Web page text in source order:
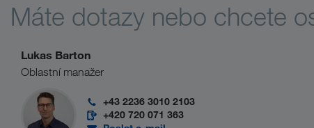
Máte dotazy nebo chcete
Lukas Barton
Oblastní manažer
+43 2236 3010 2103
+420 720 071 363